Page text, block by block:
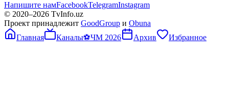
Напишите намFacebookTelegramInstagram
© 2020–2026 TvInfo.uz
Проект принадлежит GoodGroup и Obuna
Главная
Каналы⚽ЧМ 2026 Архив Избранное